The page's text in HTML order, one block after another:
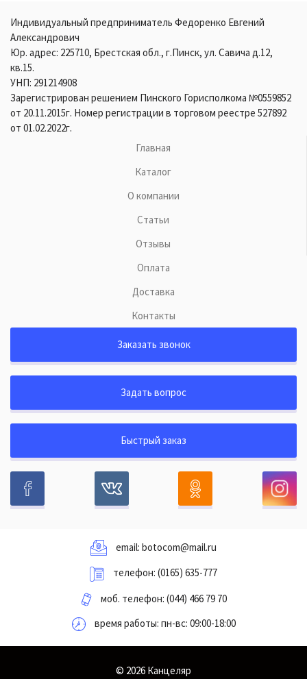
Индивидуальный предприниматель Федоренко Евгений
Александрович
Юр. адрес: 225710, Брестская обл., г.Пинск, ул. Савича д.12,
кв.15.
УНП: 291214908
Зарегистрирован решением Пинского Горисполкома №0559852
от 20.11.2015г. Номер регистрации в торговом реестре 527892
от 01.02.2022г.
Главная
Каталог
О компании
Статьи
Отзывы
Оплата
Доставка
Контакты
Заказать звонок
Задать вопрос
Быстрый заказ
email: botocom@mail.ru
телефон: (0165) 635-777
моб. телефон: (044) 466 79 70
время работы: пн-вс: 09:00-18:00
© 2026 Канцеляр